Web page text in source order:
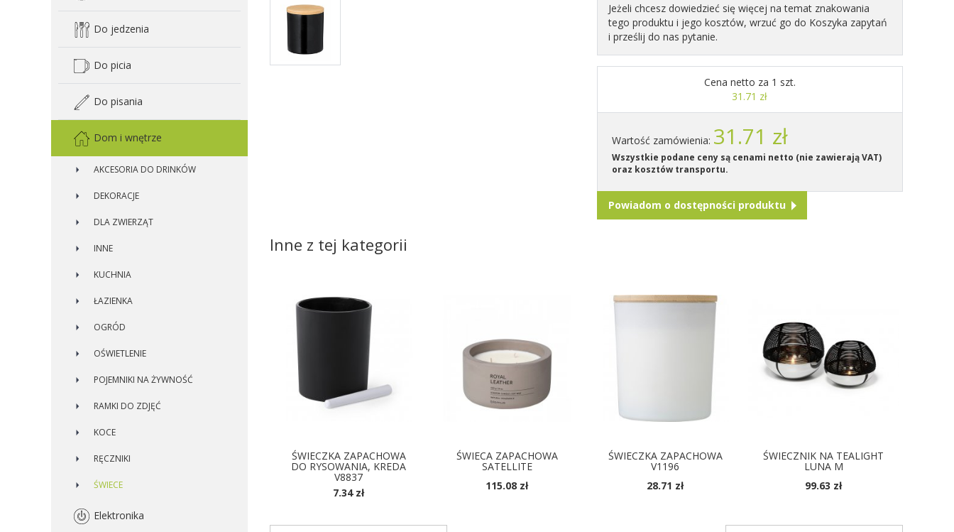
Do jedzenia
Do picia
Do pisania
Dom i wnętrze
AKCESORIA DO DRINKÓW
DEKORACJE
DLA ZWIERZĄT
INNE
KUCHNIA
ŁAZIENKA
OGRÓD
OŚWIETLENIE
POJEMNIKI NA ŻYWNOŚĆ
RAMKI DO ZDJĘĆ
KOCE
RĘCZNIKI
ŚWIECE
Elektronika
Jeżeli chcesz dowiedzieć się więcej na temat znakowania
tego produktu i jego kosztów, wrzuć go do Koszyka zapytań
i prześlij do nas pytanie.
Cena netto za 1 szt.
31.71 zł
Wartość zamówienia: 31.71 zł
Wszystkie podane ceny są cenami netto (nie zawierają VAT)
oraz kosztów transportu.
Powiadom o dostępności produktu
Inne z tej kategorii
ŚWIECZKA ZAPACHOWA
DO RYSOWANIA, KREDA
V8837
7.34 zł
ŚWIECA ZAPACHOWA
SATELLITE
115.08 zł
ŚWIECZKA ZAPACHOWA
V1196
28.71 zł
ŚWIECZNIK NA TEALIGHT
LUNA M
99.63 zł